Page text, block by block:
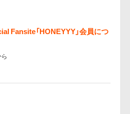
Fansite「HONEYYY」会員につ